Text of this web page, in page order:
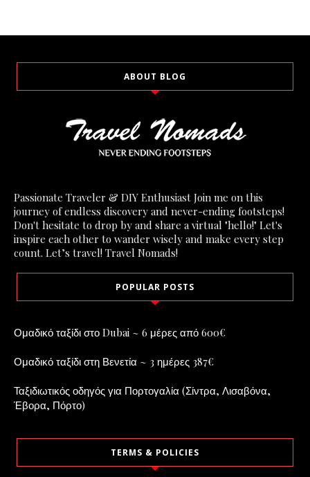
ABOUT BLOG
Passionate Traveler & DIY Enthusiast Join me on this
journey of endless discovery and never-ending footsteps!
Don't hesitate to drop by and share a virtual "hello!" Let's
inspire each other to wander wisely and make every step
count. Let’s travel! Travel Nomads!
POPULAR POSTS
Ομαδικό ταξίδι στο Dubai ~ 6 μέρες από 600€
Ομαδικό ταξίδι στη Βενετία ~ 3 ημέρες 387€
Ταξιδιωτικός οδηγός για Πορτογαλία (Σίντρα, Λισαβόνα,
Έβορα, Πόρτο)
TERMS & POLICIES